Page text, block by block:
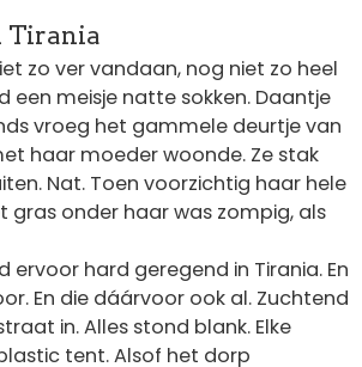
Tirania
zo ver vandaan, nog niet zo heel
een meisje natte sokken. Daantje
vroeg het gammele deurtje van
haar moeder woonde. Ze stak
Nat. Toen voorzichtig haar hele
gras onder haar was zompig, als
ervoor hard geregend in Tirania. En
En die dáárvoor ook al. Zuchtend
in. Alles stond blank. Elke
tent. Alsof het dorp